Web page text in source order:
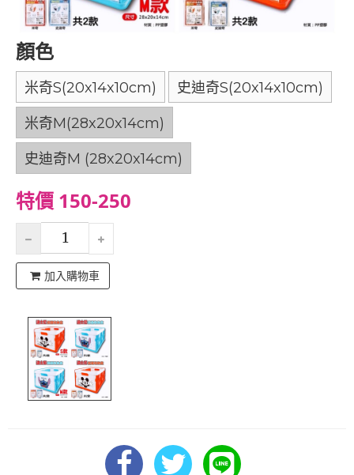
顏色
米奇S(20x14x10cm) 史迪奇S(20x14x10cm)
米奇M(28x20x14cm)
史迪奇M (28x20x14cm)
特價 150-250
加入購物車